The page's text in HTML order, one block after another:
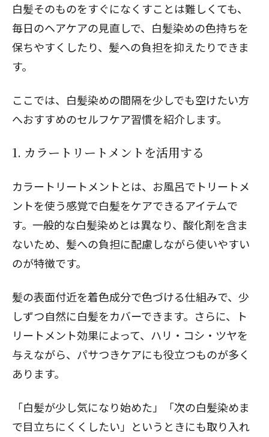
白髪そのものをすぐになくすことは難しくても、
毎日のヘアケアの見直しで、白髪染めの色持ちを
保ちやすくしたり、髪への負担を抑えたりできま
す。
ここでは、白髪染めの間隔を少しでも空けたい方
へおすすめのセルフケア習慣を紹介します。
1. カラートリートメントを活用する
カラートリートメントとは、お風呂でトリートメ
ントを使う感覚で白髪をケアできるアイテムで
す。一般的な白髪染めとは異なり、酸化剤を含ま
ないため、髪への負担に配慮しながら使いやすい
のが特徴です。
髪の表面付近を着色成分で色づける仕組みで、少
しずつ自然に白髪をカバーできます。さらに、ト
リートメント効果によって、ハリ・コシ・ツヤを
与えながら、パサつきケアにも役立つものが多く
あります。
「白髪が少し気になり始めた」「次の白髪染めま
で目立ちにくくしたい」というときにも取り入れ